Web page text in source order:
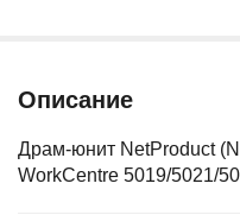
Описание
Драм-юнит NetProduct
WorkCentre 5019/5021/